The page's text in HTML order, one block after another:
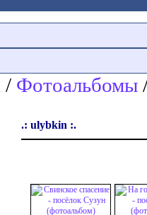
/ Фотоальбомы
.: ulybkin :.